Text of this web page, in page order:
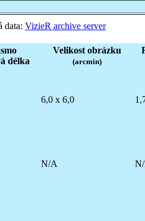
data: VizieR archive server
délka
Velikost obrázku
(arcmin)
6,0 x 6,0
N/A